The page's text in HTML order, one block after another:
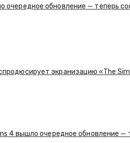
очередное обновление — теперь
экранизацию «The
4 вышло очередное обновление